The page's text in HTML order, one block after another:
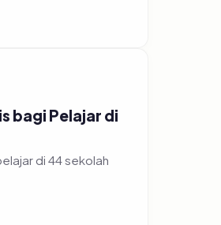
bagi Pelajar di
di 44 sekolah